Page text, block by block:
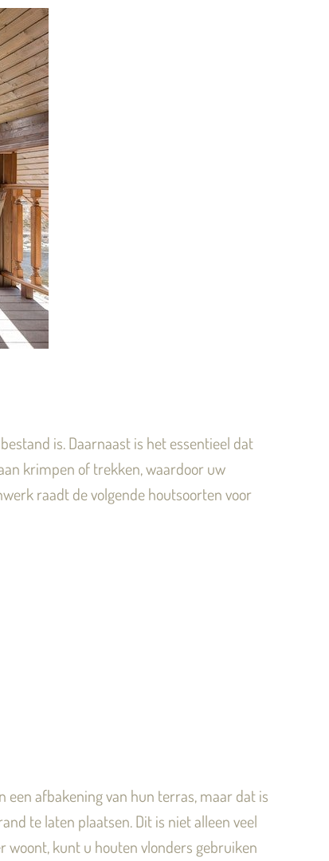
is. Daarnaast is het essentieel dat
krimpen of trekken, waardoor uw
raadt de volgende houtsoorten voor
een afbakening van hun terras, maar dat is
te laten plaatsen. Dit is niet alleen veel
woont, kunt u houten vlonders gebruiken